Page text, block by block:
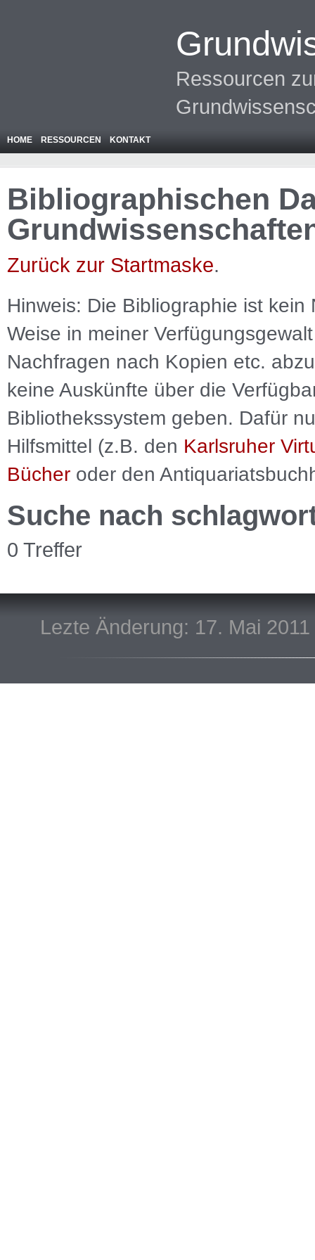
Ressourcen
HOME RESSOURCEN KONTAKT
Bibliographischen
Zurück zur Startmaske.
Hinweis: Die Bibliographie ist kein
Weise in meiner
Nachfragen nach Kopien etc.
keine Auskünfte über die
Bibliothekssystem geben. Dafür
Hilfsmittel (z.B. den Karlsruher
Bücher oder den
Suche nach
0 Treffer
Lezte Änderung: 17. Mai